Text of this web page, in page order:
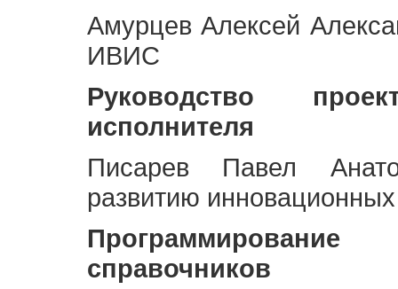
Амурцев Алексей
ИВИС
Руководство
исполнителя
Писарев Павел
развитию
Программирование
справочников